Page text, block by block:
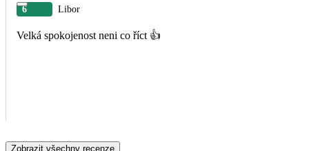
6 Libor
Velká spokojenost neni co říct 👍
Zobrazit všechny recenze